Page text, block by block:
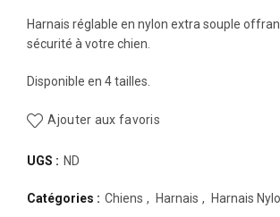
Harnais réglable en nylon extra souple
sécurité à votre chien.
Disponible en 4 tailles.
Ajouter aux favoris
UGS : ND
Catégories : Chiens , Harnais , Harnais